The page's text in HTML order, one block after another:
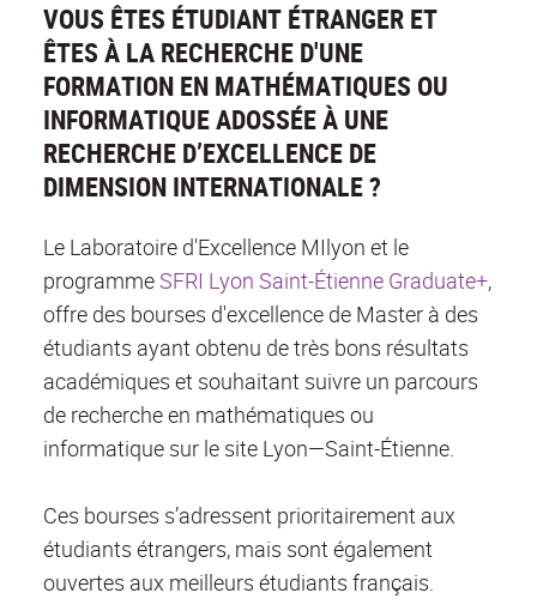
VOUS ÊTES ÉTUDIANT ÉTRANGER ET
ÊTES À LA RECHERCHE D'UNE
FORMATION EN MATHÉMATIQUES OU
INFORMATIQUE ADOSSÉE À UNE
RECHERCHE D’EXCELLENCE DE
DIMENSION INTERNATIONALE ?
Le Laboratoire d'Excellence MIlyon et le
programmeSFRI Lyon Saint-Étienne Graduate+,
offre des bourses d'excellence de Master à des
étudiants ayant obtenu de très bons résultats
académiques et souhaitant suivre un parcours
de recherche en mathématiques ou
informatique sur le site Lyon—Saint-Étienne.
Ces bourses s’adressent prioritairement aux
étudiants étrangers, mais sont également
ouvertes aux meilleurs étudiants français.